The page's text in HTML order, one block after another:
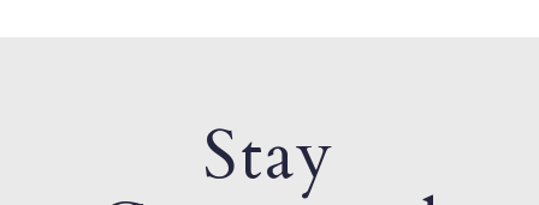
Stay